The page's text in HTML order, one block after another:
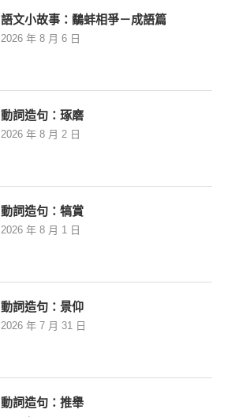
語文小故事：鷸蚌相爭－成語篇
2026 年 8 月 6 日
動詞造句：琢磨
2026 年 8 月 2 日
動詞造句：犒賞
2026 年 8 月 1 日
動詞造句：景仰
2026 年 7 月 31 日
動詞造句：推舉